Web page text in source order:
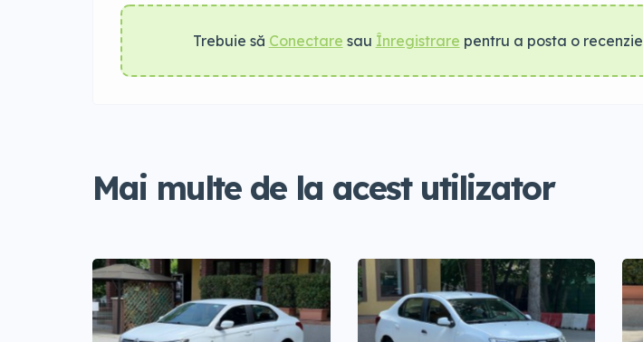
Trebuie să Conectare sau Înregistrare pentru a posta o recenzie
Mai multe de la acest utilizator